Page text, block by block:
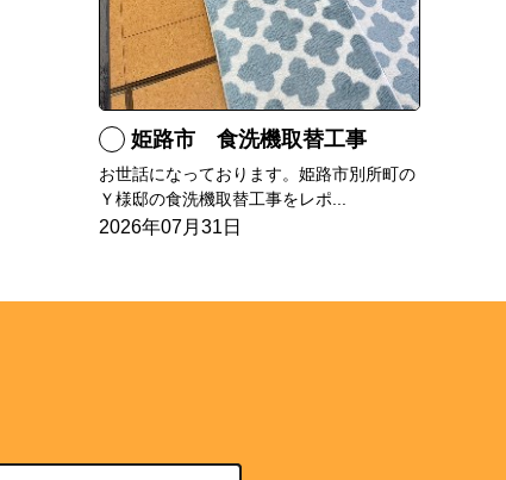
姫路市 食洗機取替工事
お世話になっております。姫路市別所町の
Ｙ様邸の食洗機取替工事をレポ...
2026年07月31日